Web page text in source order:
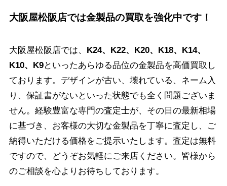
大阪屋松阪店では金製品の買取を強化中です！
大阪屋松阪店では、
K24、K22、K20、K18、K14、
K10、K9といったあらゆる品位の金製品を高価買取し
ております。デザインが古い、壊れている、ネーム入
り、保証書がないといった状態でも全く問題ございま
せん。経験豊富な専門の査定士が、その日の最新相場
に基づき、お客様の大切な金製品を丁寧に査定し、ご
納得いただける価格をご提示いたします。査定は無料
ですので、どうぞお気軽にご来店ください。皆様から
のご相談を心よりお待ちしております。